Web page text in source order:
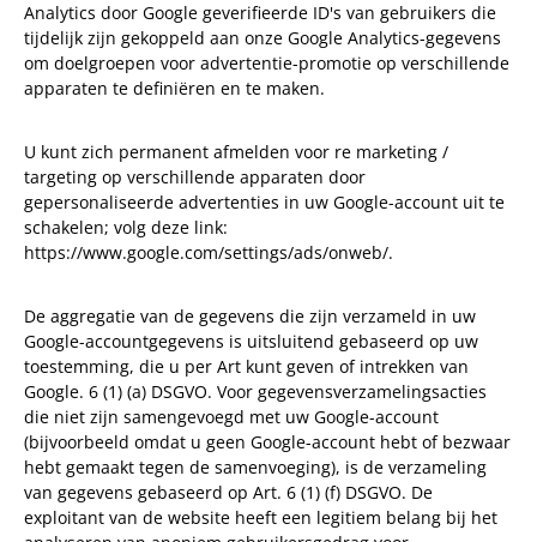
Analytics door Google geverifieerde ID's van gebruikers die
tijdelijk zijn gekoppeld aan onze Google Analytics-gegevens
om doelgroepen voor advertentie-promotie op verschillende
apparaten te definiëren en te maken.
U kunt zich permanent afmelden voor re marketing /
targeting op verschillende apparaten door
gepersonaliseerde advertenties in uw Google-account uit te
schakelen; volg deze link:
https://www.google.com/settings/ads/onweb/.
De aggregatie van de gegevens die zijn verzameld in uw
Google-accountgegevens is uitsluitend gebaseerd op uw
toestemming, die u per Art kunt geven of intrekken van
Google. 6 (1) (a) DSGVO. Voor gegevensverzamelingsacties
die niet zijn samengevoegd met uw Google-account
(bijvoorbeeld omdat u geen Google-account hebt of bezwaar
hebt gemaakt tegen de samenvoeging), is de verzameling
van gegevens gebaseerd op Art. 6 (1) (f) DSGVO. De
exploitant van de website heeft een legitiem belang bij het